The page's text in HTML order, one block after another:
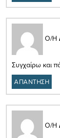
Ο/Η
Συγχαίρω και
ΑΠΑΝΤΗΣΗ
Ο/Η